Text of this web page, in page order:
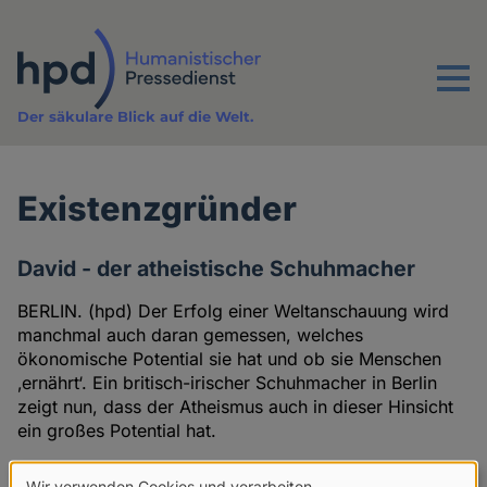
Inhalt
Menu
Der säkulare Blick auf die Welt.
Existenzgründer
David - der atheistische Schuhmacher
BERLIN. (hpd) Der Erfolg einer Weltanschauung wird
manchmal auch daran gemessen, welches
ökonomische Potential sie hat und ob sie Menschen
‚ernährt‘. Ein britisch-irischer Schuhmacher in Berlin
zeigt nun, dass der Atheismus auch in dieser Hinsicht
ein großes Potential hat.
20.03.2012